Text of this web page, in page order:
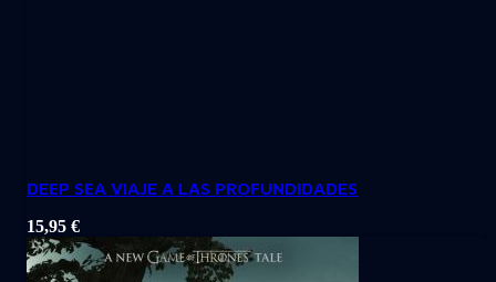
DEEP SEA VIAJE A LAS PROFUNDIDADES
15,95 €